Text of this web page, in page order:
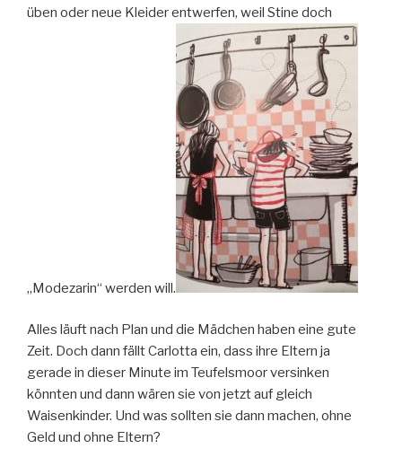
üben oder neue Kleider entwerfen, weil Stine doch
„Modezarin“ werden will.
Alles läuft nach Plan und die Mädchen haben eine gute
Zeit. Doch dann fällt Carlotta ein, dass ihre Eltern ja
gerade in dieser Minute im Teufelsmoor versinken
könnten und dann wären sie von jetzt auf gleich
Waisenkinder. Und was sollten sie dann machen, ohne
Geld und ohne Eltern?